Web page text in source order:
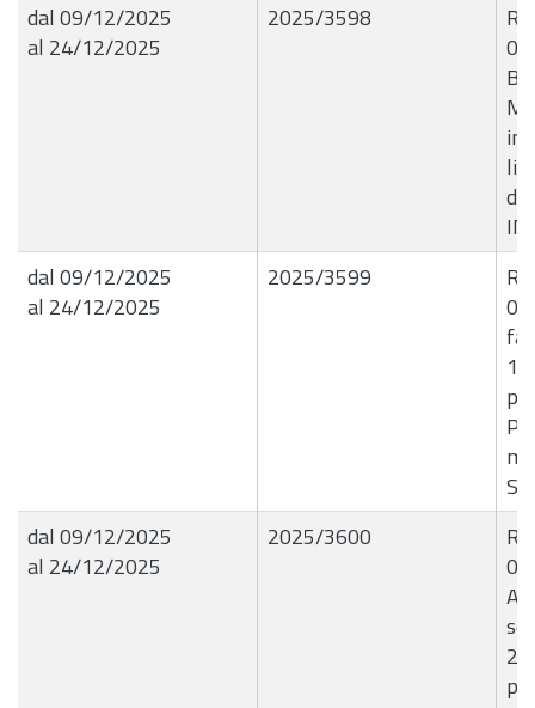
dal 09/12/2025
al 24/12/2025
2025/3598
dal 09/12/2025
al 24/12/2025
2025/3599
dal 09/12/2025
al 24/12/2025
2025/3600